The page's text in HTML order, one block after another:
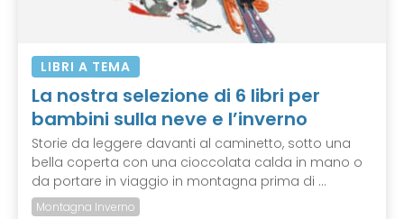
LIBRI A TEMA
La nostra selezione di 6 libri per
bambini sulla neve e l’inverno
Storie da leggere davanti al caminetto, sotto una
bella coperta con una cioccolata calda in mano o
da portare in viaggio in montagna prima di ...
Montagna Inverno